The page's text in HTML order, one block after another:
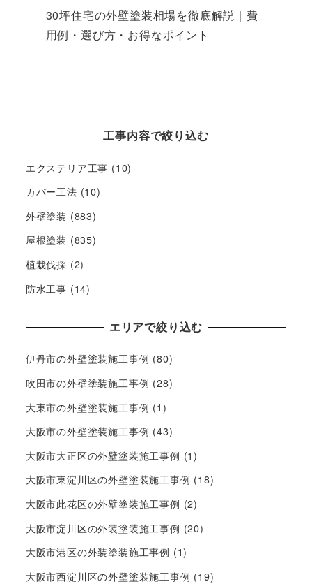
30坪住宅の外壁塗装相場を徹底解説｜費
用例・選び方・お得なポイント
工事内容で絞り込む
エクステリア工事 (10)
カバー工法 (10)
外壁塗装 (883)
屋根塗装 (835)
植栽伐採 (2)
防水工事 (14)
エリアで絞り込む
伊丹市の外壁塗装施工事例 (80)
吹田市の外壁塗装施工事例 (28)
大東市の外壁塗装施工事例 (1)
大阪市の外壁塗装施工事例 (43)
大阪市大正区の外壁塗装施工事例 (1)
大阪市東淀川区の外壁塗装施工事例 (18)
大阪市此花区の外壁塗装施工事例 (2)
大阪市淀川区の外装塗装施工事例 (20)
大阪市港区の外装塗装施工事例 (1)
大阪市西淀川区の外壁塗装施工事例 (19)